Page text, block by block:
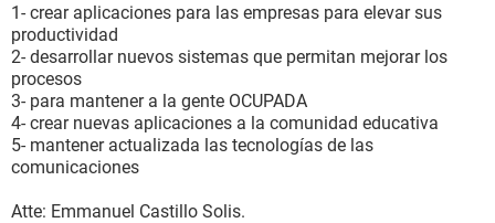
1- crear aplicaciones para las empresas para elevar sus
productividad
2- desarrollar nuevos sistemas que permitan mejorar los
procesos
3- para mantener a la gente OCUPADA
4- crear nuevas aplicaciones a la comunidad educativa
5- mantener actualizada las tecnologías de las
comunicaciones
Atte: Emmanuel Castillo Solis.